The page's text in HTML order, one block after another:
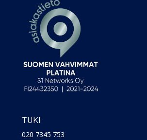
TUKI
020 7345 753